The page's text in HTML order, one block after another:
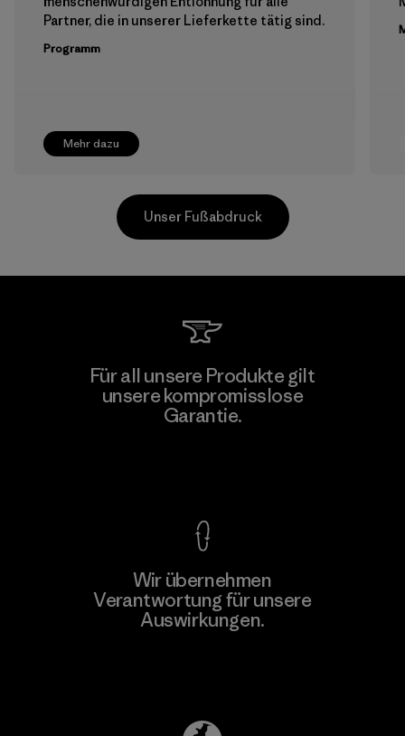
Mehr dazu
Partner, die in unserer Lieferkette tätig sind.
Programm
Arvind Limited (Shirting and
Khaki Divisions)
Unser Fußabdruck
Für all unsere Produkte gilt
unsere kompromisslose
Garantie.
Wir übernehmen
Verantwortung für unsere
Auswirkungen.